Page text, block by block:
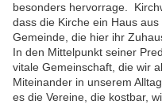
besonders hervorrage.
dass die Kirche ein Haus
Gemeinde, die hier ihr
In den Mittelpunkt seiner
vitale Gemeinschaft, die wir
Miteinander in unserem
es die Vereine, die kostbar,